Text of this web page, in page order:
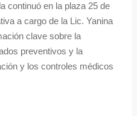
continuó en la plaza 25 de
a cargo de la Lic. Yanina
clave sobre la
preventivos y la
y los controles médicos